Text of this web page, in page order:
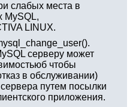
слабых места в
MySQL,
LINUX.
серверу может
чтобы
в обслуживании)
путем посылки
приложения.